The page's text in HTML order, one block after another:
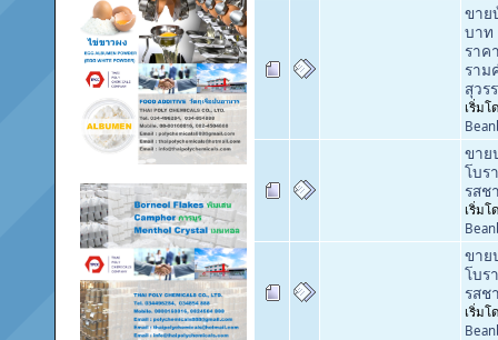
ขาย
บาท
ราค
ราม
สุว
เริ่มโ
ขาย
โบร
รสช
เริ่มโ
ขาย
โบร
รสช
เริ่มโ